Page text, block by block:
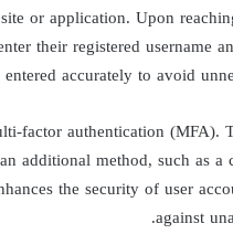
or application. Upon
their registered username
accurately to avoid
factor authentication (MFA).
additional method, such as a
the security of user
against